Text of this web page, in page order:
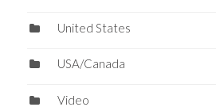
United States
USA/Canada
Video